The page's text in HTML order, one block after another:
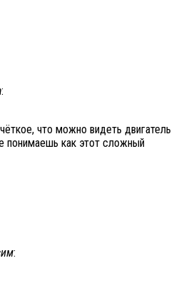
:
что можно видеть двигатель
понимаешь как этот сложный
: